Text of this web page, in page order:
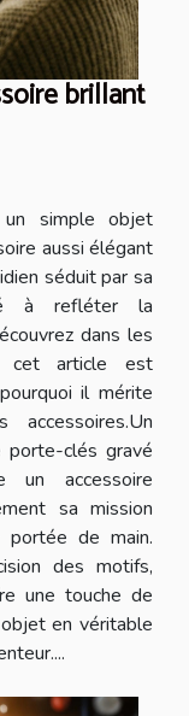
brillant
simple objet
aussi élégant
séduit par sa
à refléter la
dans les
cet article est
il mérite
porte-clés gravé
un accessoire
sa mission
de main.
des motifs,
une touche de
en véritable